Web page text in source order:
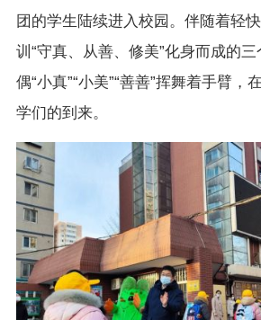
团的学生陆续进入校园。伴随着轻
训“守真、从善、修美”化身而成的
偶“小真”“小美”“善善”挥舞着手臂，
学们的到来。